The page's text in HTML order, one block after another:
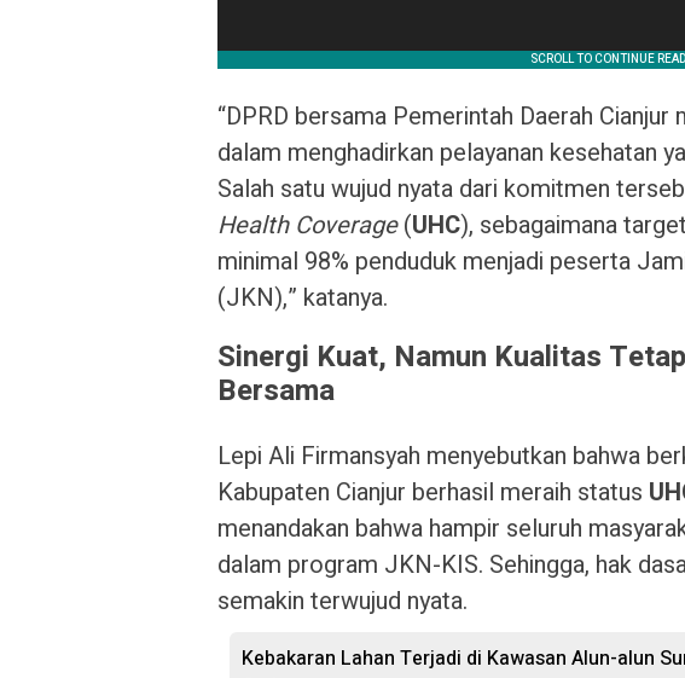
“DPRD bersama Pemerintah Daerah
dalam menghadirkan pelayanan kesehatan
Salah satu wujud nyata dari komitmen
Health Coverage(UHC), sebagaimana
minimal 98% penduduk menjadi peserta
(JKN),” katanya.
Sinergi Kuat, Namun Kualitas
Bersama
Lepi Ali Firmansyah menyebutkan bahwa
Kabupaten Cianjur berhasil meraih status
menandakan bahwa hampir seluruh
dalam program JKN-KIS. Sehingga, hak
semakin terwujud nyata.
Kebakaran Lahan Terjadi di Kawasan Alun-alun